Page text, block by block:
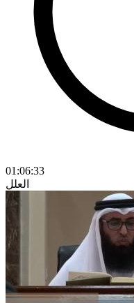
01:06:33
العلل